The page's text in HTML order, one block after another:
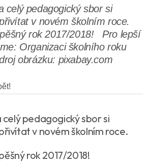
celý pedagogický sbor si
v novém školním roce.
rok 2017/2018! Pro lepší
Organizaci školního roku
obrázku: pixabay.com
celý pedagogický sbor si
v novém školním roce.
rok 2017/2018!